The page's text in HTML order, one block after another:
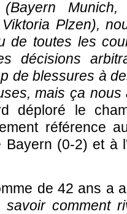
Munich,
Plzen),
de toutes les
décisions
de blessures à
mais ça
déploré le
référence
Bayern (0-2) et à
de 42 ans a
savoir comment